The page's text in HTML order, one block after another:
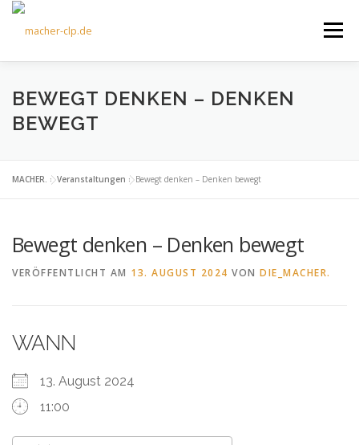
Zum
springen
Menü
ÜBER UNS KULTOURFAHRTEN AKTUELLES
BEWEGT DENKEN – DENKEN
BEWEGT
MACHER. »Veranstaltungen »Bewegt denken – Denken bewegt
Bewegt denken – Denken bewegt
VERÖFFENTLICHT AM 13. AUGUST 2024 VON DIE_MACHER.
WANN
13. August 2024
11:00